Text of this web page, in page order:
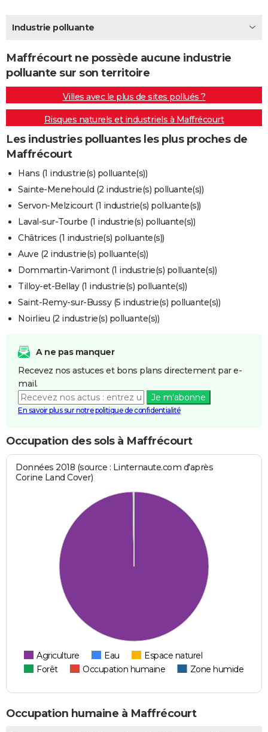
BONS PLANS
CARTE DE VOEUX
Carte de Noël
Carte Bonne année
Carte Saint-Valentin
Carte Pâques
Carte d'anniversaire
DICTIONNAIRE
Dictionnaire
Biographies
Citations
Expressions
Proverbes
PROGRAMME TV
COPAINS D'AVANT
Se connecter
Primaires
Universités
Entreprises
Service militaire
Avis de recherche
AVIS DE DÉCÈS
FORUM
Industrie polluante
Maffrécourt ne possède aucune industrie
polluante sur son territoire
Villes avec le plus de sites pollués ?
Risques naturels et industriels à Maffrécourt
Les industries polluantes les plus proches de
Maffrécourt
Hans (1 industrie(s) polluante(s))
Sainte-Menehould (2 industrie(s) polluante(s))
Servon-Melzicourt (1 industrie(s) polluante(s))
Laval-sur-Tourbe (1 industrie(s) polluante(s))
Châtrices (1 industrie(s) polluante(s))
Auve (2 industrie(s) polluante(s))
Dommartin-Varimont (1 industrie(s) polluante(s))
Tilloy-et-Bellay (1 industrie(s) polluante(s))
Saint-Remy-sur-Bussy (5 industrie(s) polluante(s))
Noirlieu (2 industrie(s) polluante(s))
A ne pas manquer
Recevez nos astuces et bons plans directement par e-
mail.
Je m'abonne
En savoir plus sur notre politique de confidentialité
Occupation des sols à Maffrécourt
Données 2018 (source : Linternaute.com d'après
Corine Land Cover)
Agriculture Eau
Espace naturel
Forêt
Occupation humaine Zone humide
Occupation humaine à Maffrécourt